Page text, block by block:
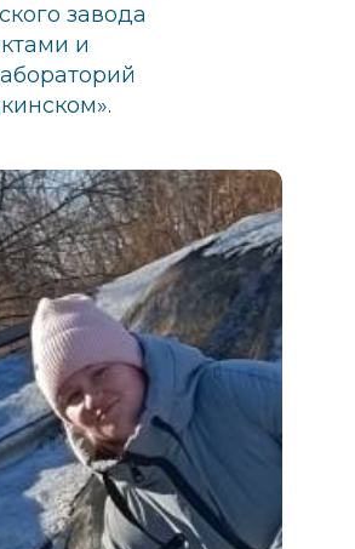
завода
и